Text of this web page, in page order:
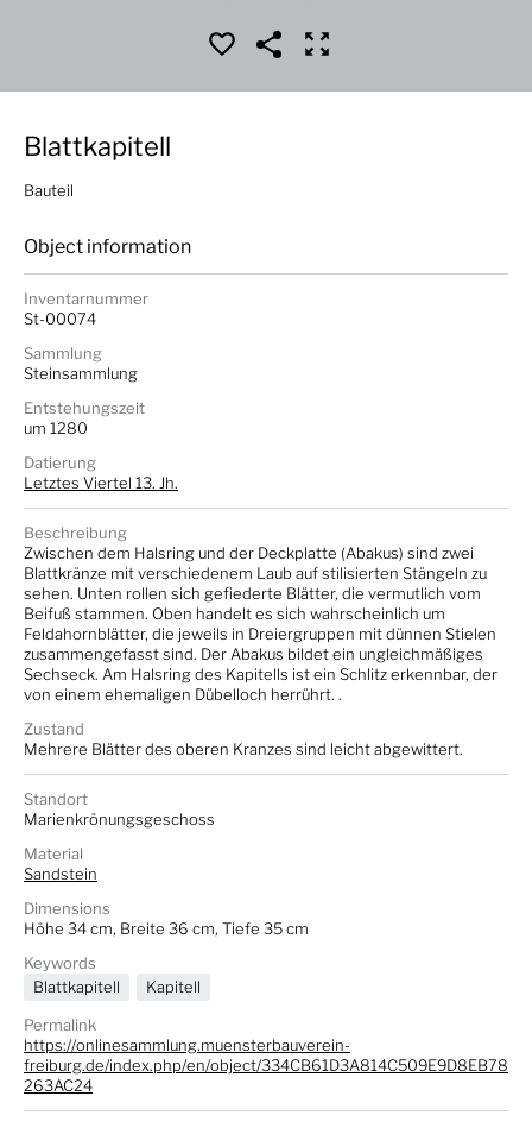
Blattkapitell
Bauteil
Object information
Inventarnummer
St-00074
Sammlung
Steinsammlung
Entstehungszeit
um 1280
Datierung
Letztes Viertel 13. Jh.
Beschreibung
Zwischen dem Halsring und der Deckplatte (Abakus) sind zwei
Blattkränze mit verschiedenem Laub auf stilisierten Stängeln zu
sehen. Unten rollen sich gefiederte Blätter, die vermutlich vom
Beifuß stammen. Oben handelt es sich wahrscheinlich um
Feldahornblätter, die jeweils in Dreiergruppen mit dünnen Stielen
zusammengefasst sind. Der Abakus bildet ein ungleichmäßiges
Sechseck. Am Halsring des Kapitells ist ein Schlitz erkennbar, der
von einem ehemaligen Dübelloch herrührt. .
Zustand
Mehrere Blätter des oberen Kranzes sind leicht abgewittert.
Standort
Marienkrönungsgeschoss
Material
Sandstein
Dimensions
Höhe 34 cm, Breite 36 cm, Tiefe 35 cm
Keywords
Blattkapitell
Kapitell
Permalink
https://onlinesammlung.muensterbauverein-
freiburg.de/index.php/en/object/334CB61D3A814C509E9D8EB78
263AC24